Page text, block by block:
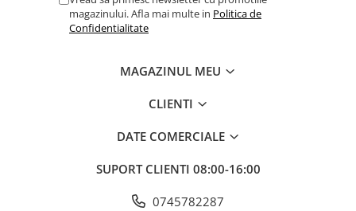
magazinului. Afla mai multe in Politica de
Confidentialitate
MAGAZINUL MEU
CLIENTI
DATE COMERCIALE
SUPORT CLIENTI 08:00-16:00
0745782287